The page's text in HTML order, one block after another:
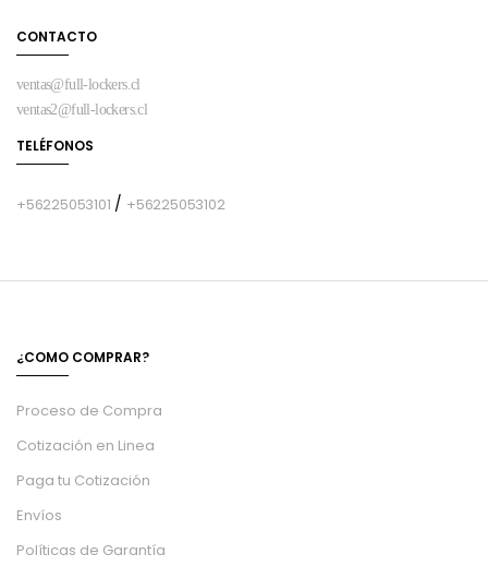
CONTACTO
ventas@full-lockers.cl
ventas2@full-lockers.cl
TELÉFONOS
+56225053101 / +56225053102
¿COMO COMPRAR?
Proceso de Compra
Cotización en Linea
Paga tu Cotización
Envíos
Políticas de Garantía